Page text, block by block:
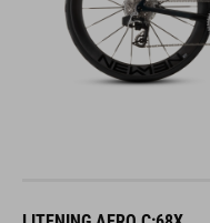
LITENING AERO C:68X